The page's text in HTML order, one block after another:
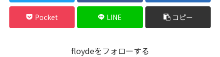
Pocket LINE コピー
floydeをフォローする